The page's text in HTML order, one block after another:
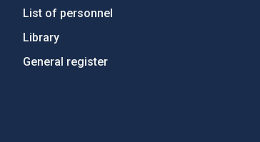
List of personnel
Library
General register